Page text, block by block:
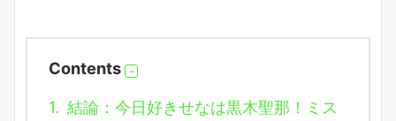
Contents
1. 結論：今日好きせなは黒木聖那！ミス